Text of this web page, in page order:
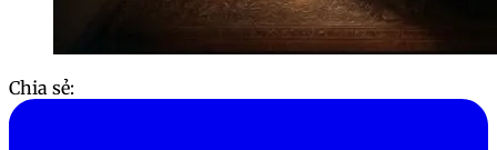
Chia sẻ: